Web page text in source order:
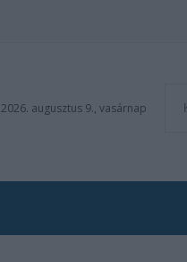
2026. augusztus 9., vasárnap